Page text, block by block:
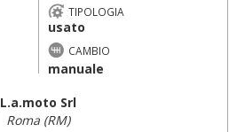
TIPOLOGIA
usato
CAMBIO
manuale
L.a.moto Srl
Roma (RM)